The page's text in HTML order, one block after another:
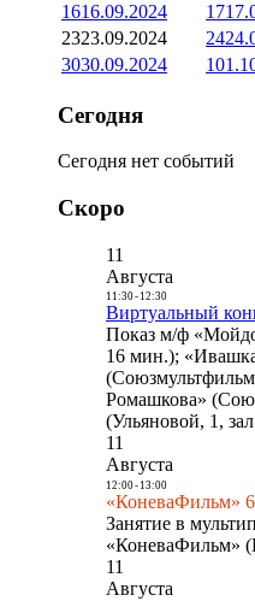
1616.09.2024 17
2323.09.2024 24
3030.09.2024 1
Сегодня
Сегодня нет событий
Скоро
11
Августа
11:30- 12:30
Виртуальный
Показ м/ф
16 мин.);
Ромашкова»
(Ульяновой, 1,
11
Августа
12:00- 13:00
«КоневаФильм»
Занятие в
«КоневаФильм»
11
Августа